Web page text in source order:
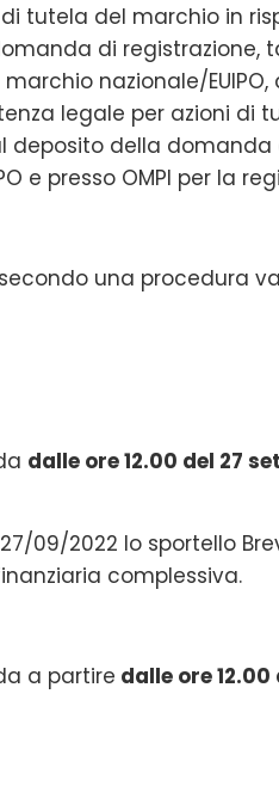
tutela del marchio in
di registrazione,
nazionale/
legale per azioni di
deposito della domanda
e presso OMPI per la
una procedura
dalle ore 12.00 del 27
09/2022 lo sportello
complessiva.
a partire dalle ore 12.00